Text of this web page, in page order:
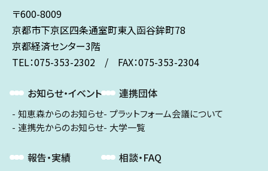
〒600-8009
京都市下京区四条通室町東入函谷鉾町78
京都経済センター3階
TEL：075-353-2302 / FAX：075-353-2304
お知らせ・イベント
知恵森からのお知らせ
連携先からのお知らせ
報告・実績
連携団体
プラットフォーム会議について
大学一覧
相談・FAQ